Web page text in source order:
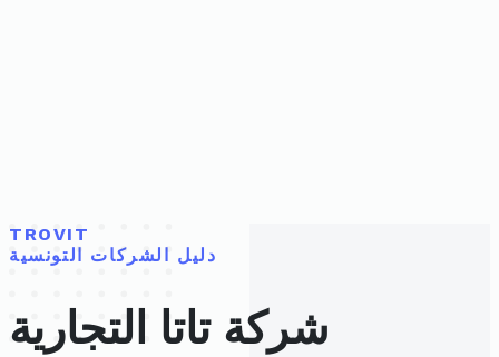
TROVIT
دليل الشركات التونسية
شركة تاتا التجارية